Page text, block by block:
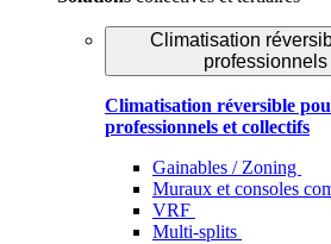
Climatisation
Climatisation réversible
professionnels et collectifs
Gainables / Zoning
Muraux et consoles
VRF
Multi-splits